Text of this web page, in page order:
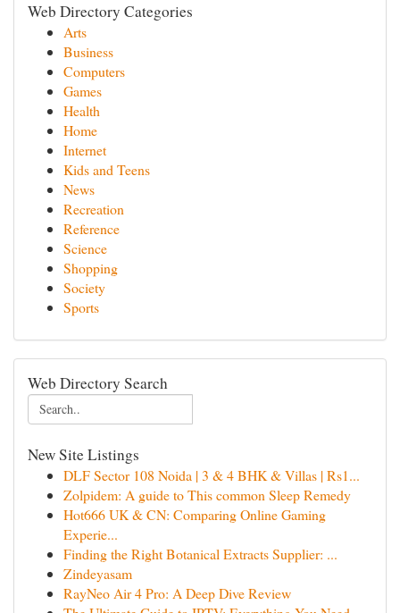
Web Directory Categories
Arts
Business
Computers
Games
Health
Home
Internet
Kids and Teens
News
Recreation
Reference
Science
Shopping
Society
Sports
Web Directory Search
New Site Listings
DLF Sector 108 Noida | 3 & 4 BHK & Villas | Rs1...
Zolpidem: A guide to This common Sleep Remedy
Hot666 UK & CN: Comparing Online Gaming
Experie...
Finding the Right Botanical Extracts Supplier: ...
Zindeyasam
RayNeo Air 4 Pro: A Deep Dive Review